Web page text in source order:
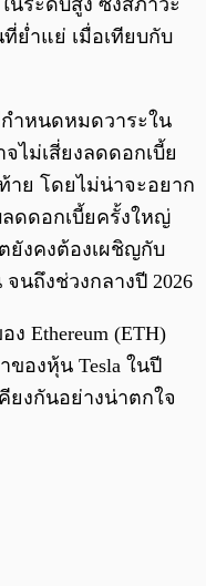
ระดับสูง ซึ่งสภาวะ
ที่ย่ำแย่ เมื่อเทียบกับ
กำหนดหมดวาระใน
ไม่เสี่ยงลดดอกเบี้ย
าย โดยไม่น่าจะอยาก
ดดอกเบี้ยครั้งใหญ่
ยังคงต้องเผชิญกับ
นถึงช่วงกลางปี 2026
ง Ethereum (ETH)
องหุ้น Tesla ในปี
ยงกันอย่างน่าตกใจ